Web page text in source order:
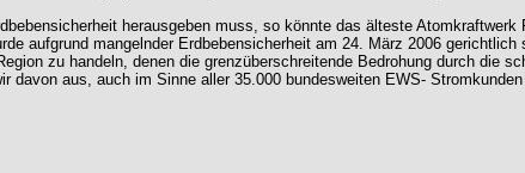
herausgeben muss, so könnte das älteste
aufgrund mangelnder Erdbebensicherheit am 24. März 2006 gerichtlich
zu handeln, denen die grenzüberschreitende Bedrohung durch die
aus, auch im Sinne aller 35.000 bundesweiten EWS-